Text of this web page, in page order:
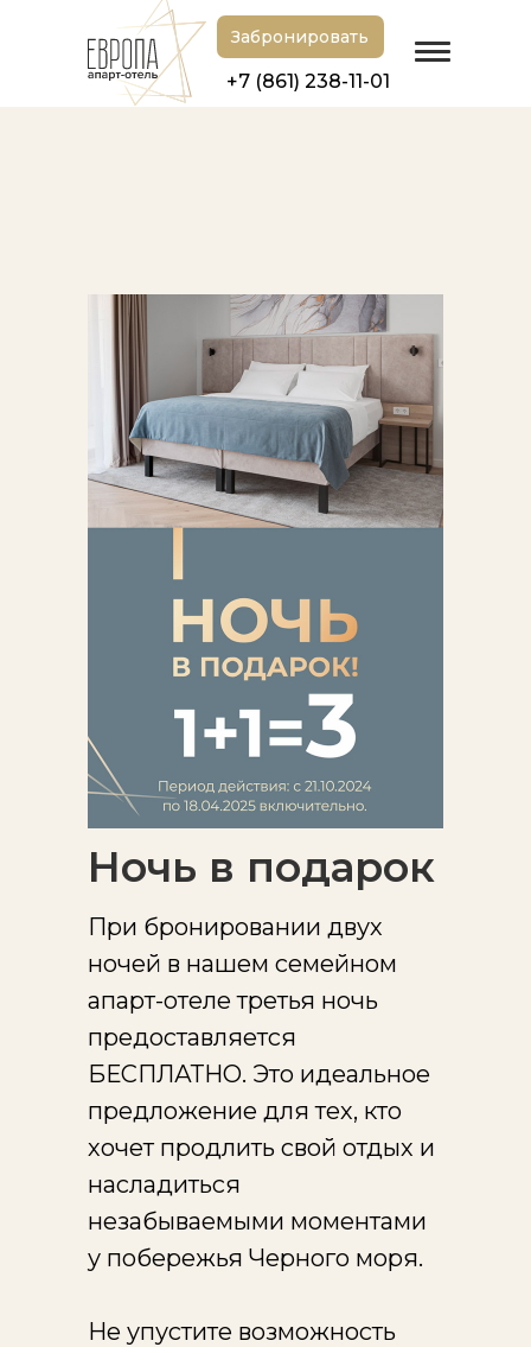
Забронировать
+7 (861) 238-11-01
Главная Блог » Ночь в подарок
Ночь в подарок
При бронировании двух
ночей в нашем семейном
апарт-отеле третья ночь
предоставляется
БЕСПЛАТНО. Это идеальное
предложение для тех, кто
хочет продлить свой отдых и
насладиться
незабываемыми моментами
у побережья Черного моря.
Не упустите возможность